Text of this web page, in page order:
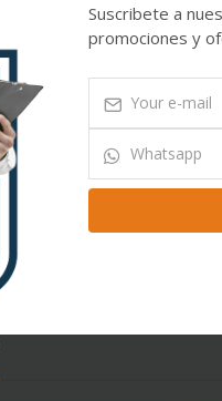
Suscribete a
promociones y